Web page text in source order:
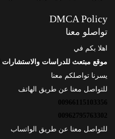
DMCA Policy
تواصلو معنا
اهلا بكم في
موقع مبتعث للدراسات والاستشارات
يسرنا تواصلكم معنا
للتواصل معنا عن طريق الهاتف
00966115103356
00962795763302
للتواصل معنا عن طريق الواتساب